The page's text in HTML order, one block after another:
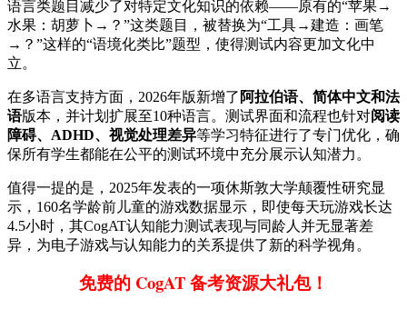
语言类题目减少了对特定文化知识的依赖——原有的“苹果→
水果：胡萝卜→？”这类题目，被替换为“工具→建造：画笔
→？”这样的“语境化类比”题型，使得测试内容更加文化中
立。
在多语言支持方面，2026年版新增了 阿拉伯语、简体中文和法
语版本，并计划扩展至10种语言。测试界面和流程也针对阅读
障碍、ADHD、视觉处理差异等学习特征进行了专门优化，确
保所有学生都能在公平的测试环境中充分展示认知潜力。
值得一提的是，2025年发表的一项休斯敦大学颠覆性研究显
示，160名学龄前儿童的游戏数据显示，即使每天玩游戏长达
4.5小时，其CogAT认知能力测试表现与同龄人并无显著差
异，为电子游戏与认知能力的关系提供了新的科学视角。
免费的 CogAT 备考资源大礼包！